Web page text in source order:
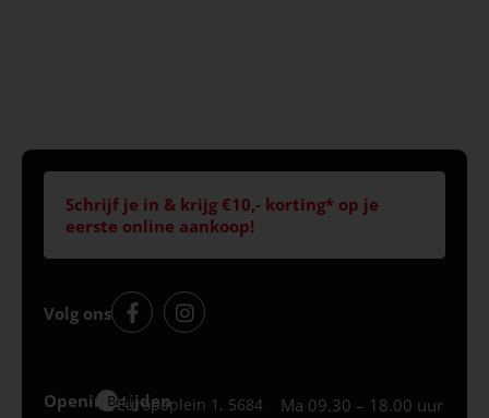
Schrijf je in & krijg €10,- korting* op je
eerste online aankoop!
Volg ons
Openingstijden
Best
Europaplein 1, 5684
Ma 09.30 – 18.00 uur